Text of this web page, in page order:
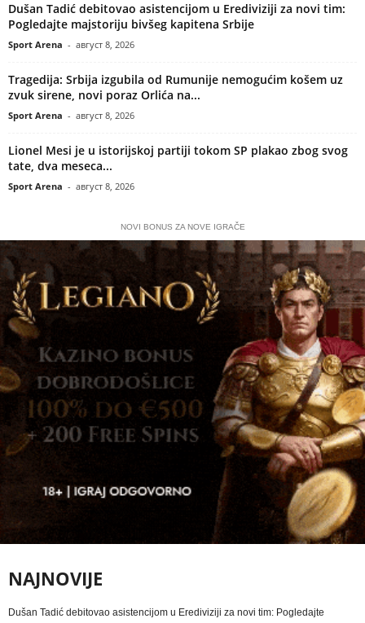
Dušan Tadić debitovao asistencijom u Erediviziji za novi tim:
Pogledajte majstoriju bivšeg kapitena Srbije
Sport Arena - август 8, 2026
Tragedija: Srbija izgubila od Rumunije nemogućim košem uz
zvuk sirene, novi poraz Orlića na...
Sport Arena - август 8, 2026
Lionel Mesi je u istorijskoj partiji tokom SP plakao zbog svog
tate, dva meseca...
Sport Arena - август 8, 2026
NOVI BONUS ZA NOVE IGRAČE
NAJNOVIJE
Dušan Tadić debitovao asistencijom u Erediviziji za novi tim: Pogledajte